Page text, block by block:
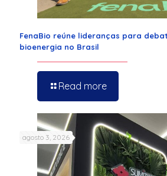
FenaBio reúne lideranças para
bioenergia no Brasil
Read more
agosto 3, 2026